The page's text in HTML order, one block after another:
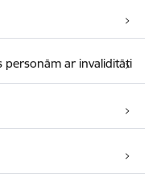
personām ar invaliditāti